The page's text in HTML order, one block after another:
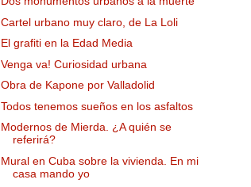
Cartel urbano muy claro, de La Loli
El grafiti en la Edad Media
Venga va! Curiosidad urbana
Obra de Kapone por Valladolid
Todos tenemos sueños en los asfaltos
Modernos de Mierda. ¿A quién se
referirá?
Mural en Cuba sobre la vivienda. En mi
casa mando yo